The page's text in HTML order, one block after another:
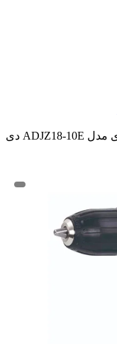
دریل شارژی مدل ADJZ18-10E دی